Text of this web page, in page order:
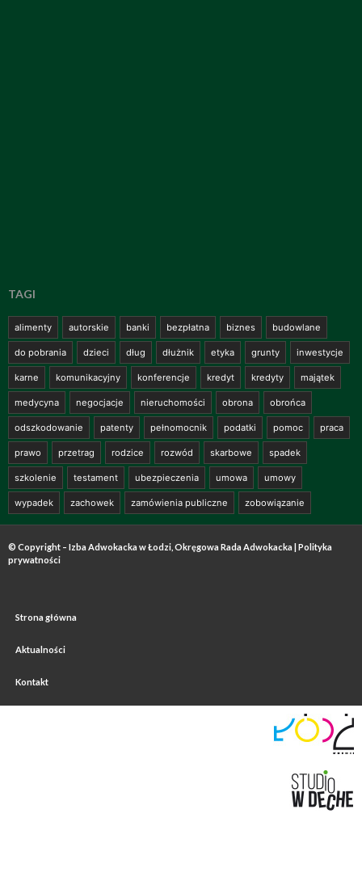
TAGI
alimenty autorskie banki bezpłatna biznes budowlane
do pobrania dzieci dług dłużnik etyka grunty inwestycje
karne komunikacyjny konferencje kredyt kredyty majątek
medycyna negocjacje nieruchomości obrona obrońca
odszkodowanie patenty pełnomocnik podatki pomoc praca
prawo przetrag rodzice rozwód skarbowe spadek
szkolenie testament ubezpieczenia umowa umowy
wypadek zachowek zamówienia publiczne zobowiązanie
© Copyright – Izba Adwokacka w Łodzi, Okręgowa Rada Adwokacka | Polityka
prywatności
Strona główna
Aktualności
Kontakt